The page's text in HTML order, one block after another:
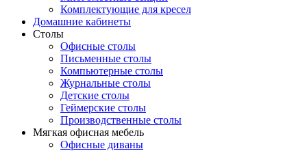
Комплектующие для кресел
Домашние кабинеты
Столы
Офисные столы
Письменные столы
Компьютерные столы
Журнальные столы
Детские столы
Геймерские столы
Производственные столы
Мягкая офисная мебель
Офисные диваны